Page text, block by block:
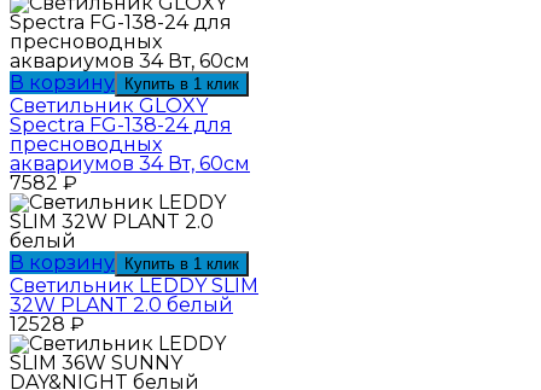
В корзину Купить в 1 клик
Светильник GLOXY
Spectra FG-138-24 для
пресноводных
аквариумов 34 Вт, 60см
7582 ₽
В корзину Купить в 1 клик
Светильник LEDDY SLIM
32W PLANT 2.0 белый
12528 ₽